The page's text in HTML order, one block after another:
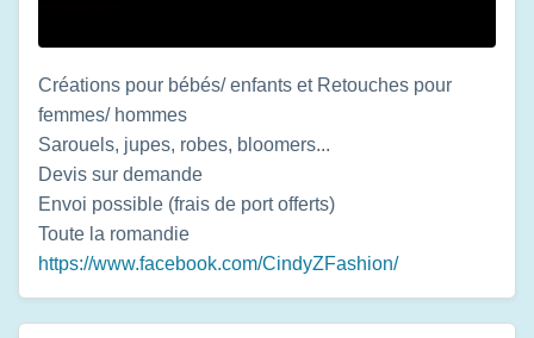
Créations pour bébés/ enfants et Retouches pour
femmes/ hommes
Sarouels, jupes, robes, bloomers...
Devis sur demande
Envoi possible (frais de port offerts)
Toute la romandie
https://www.facebook.com/CindyZFashion/